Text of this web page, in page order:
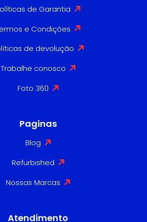
de Garantia
e Condições
de devolução
Trabalhe conosco
Foto 360
Paginas
Blog
Refurbished
Nossas Marcas
Atendimento